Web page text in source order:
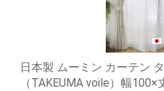
日本製 ムーミン カーテン
（TAKEUMA voile）幅